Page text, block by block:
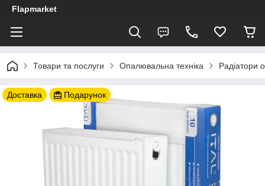
Flapmarket
Товари та послуги Опалювальна техніка Радіатори
Доставка Подарунок